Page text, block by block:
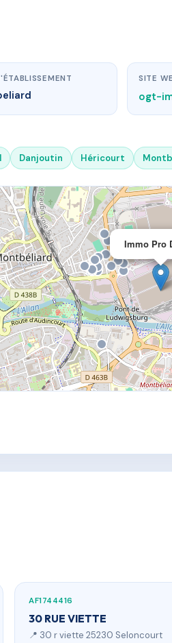
SITE
ogt-
Danjoutin Héricourt
Immo Pro
AF1744416
30 RUE VIETTE
📍 30 r viette 25230 Seloncourt